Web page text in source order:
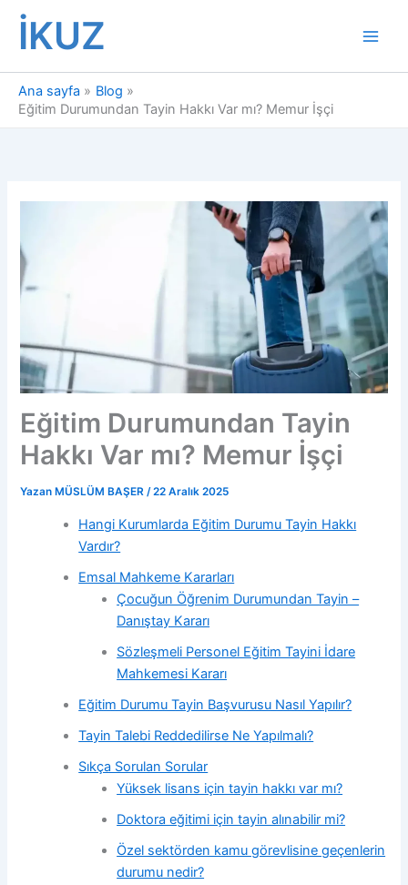
İçeriğe
İKUZ
Ana sayfa
Blog
Eğitim Durumundan Tayin Hakkı Var mı? Memur İşçi
Eğitim Durumundan Tayin
Hakkı Var mı? Memur İşçi
Yazan MÜSLÜM BAŞER/22 Aralık 2025
Hangi Kurumlarda Eğitim Durumu Tayin Hakkı
Vardır?
Emsal Mahkeme Kararları
Çocuğun Öğrenim Durumundan Tayin –
Danıştay Kararı
Sözleşmeli Personel Eğitim Tayini İdare
Mahkemesi Kararı
Eğitim Durumu Tayin Başvurusu Nasıl Yapılır?
Tayin Talebi Reddedilirse Ne Yapılmalı?
Sıkça Sorulan Sorular
Yüksek lisans için tayin hakkı var mı?
Doktora eğitimi için tayin alınabilir mi?
Özel sektörden kamu görevlisine geçenlerin
durumu nedir?